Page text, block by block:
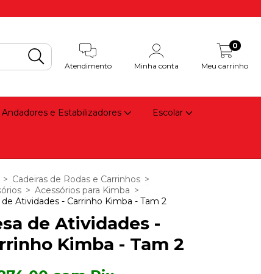
Atendimento Minha conta Meu carrinho
0
Andadores e Estabilizadores Escolar
> Cadeiras de Rodas e Carrinhos >
> Acessórios para Kimba >
de Atividades - Carrinho Kimba - Tam 2
de Atividades -
Kimba - Tam 2